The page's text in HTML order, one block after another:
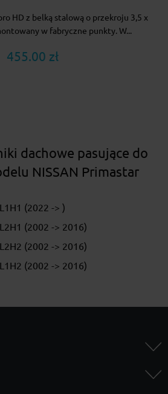
HD z belką stalową o przekroju 3,5 x
w fabryczne punkty. W...
455.00 zł
dachowe pasujące do
NISSAN Primastar
(2022 -> )
(2002 -> 2016)
(2002 -> 2016)
(2002 -> 2016)